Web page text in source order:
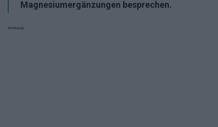
Magnesiumergänzungen besprechen.
Werbung: